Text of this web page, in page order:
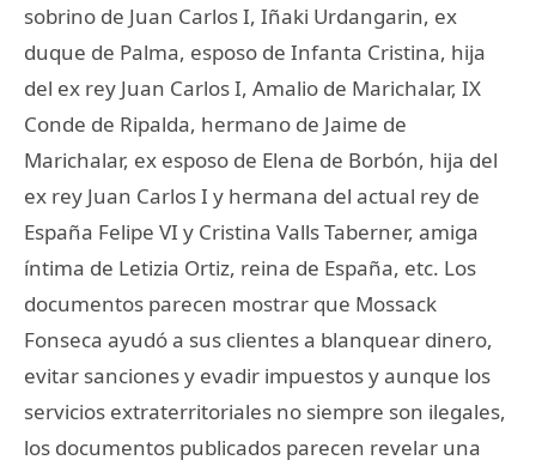
sobrino de Juan Carlos I, Iñaki Urdangarin, ex
duque de Palma, esposo de Infanta Cristina, hija
del ex rey Juan Carlos I, Amalio de Marichalar, IX
Conde de Ripalda, hermano de Jaime de
Marichalar, ex esposo de Elena de Borbón, hija del
ex rey Juan Carlos I y hermana del actual rey de
España Felipe VI y Cristina Valls Taberner, amiga
íntima de Letizia Ortiz, reina de España, etc. Los
documentos parecen mostrar que Mossack
Fonseca ayudó a sus clientes a blanquear dinero,
evitar sanciones y evadir impuestos y aunque los
servicios extraterritoriales no siempre son ilegales,
los documentos publicados parecen revelar una